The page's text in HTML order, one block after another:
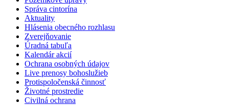
Správa cintorína
Aktuality
Hlásenia obecného rozhlasu
Zverejňovanie
Úradná tabuľa
Kalendár akcií
Ochrana osobných údajov
Live prenosy bohoslužieb
Protispoločenská činnosť
Životné prostredie
Civilná ochrana